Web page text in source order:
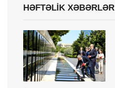
HƏFTƏLİK XƏBƏRLƏR